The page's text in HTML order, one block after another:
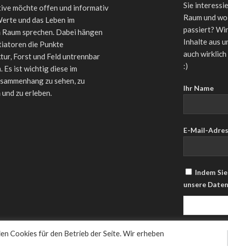
möchte offen und informativ
und das Leben im
sprechen. Dabei hängen
die Punkte
Forst und Feld untrennbar
Es ist wichtig diese im
zu sehen, zu
zu erleben.
Sie
Raum und
passiert?
Inhalte aus
auch
:)
Ihr Name
E-Mail-
Indem
unsere
Cookies für den Betrieb der Seite. Wir erheben